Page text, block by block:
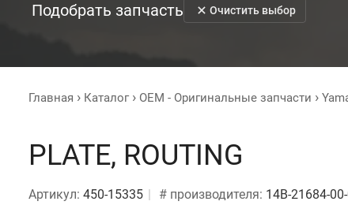
Подобрать запчасть Очистить выбор
Главная Каталог OEM - Оригинальные запчасти
PLATE, ROUTING
Артикул: 450-15335 # производителя: 14B-21684-